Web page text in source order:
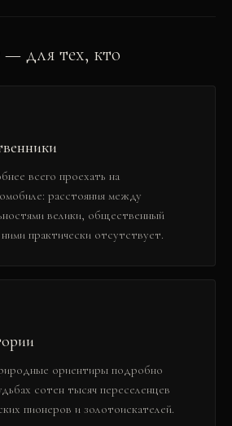
для тех, кто
всего проехать на
расстояния между
велики, общественный
практически отсутствует.
ориентиры подробно
сотен тысяч переселенцев
пионеров и золотоискателей.